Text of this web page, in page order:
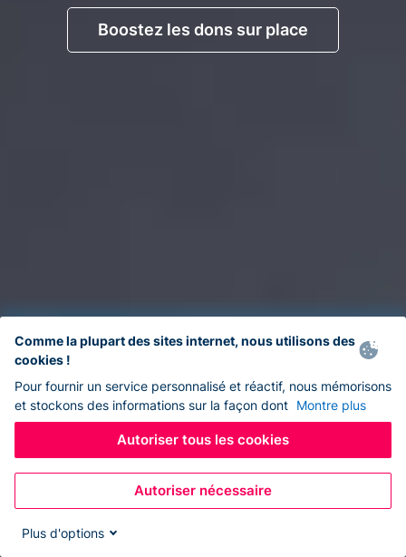
Boostez les dons sur place
Comme la plupart des sites internet, nous utilisons des
cookies !
Pour fournir un service personnalisé et réactif, nous mémorisons
et stockons des informations sur la façon dont Montre plus
Autoriser tous les cookies
Autoriser nécessaire
Plus d'options